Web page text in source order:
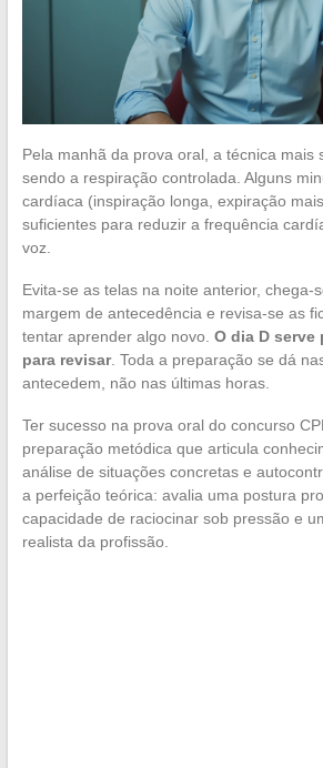
Pela manhã da prova oral, a técnica mais
sendo a respiração controlada. Alguns
cardíaca (inspiração longa, expiração
suficientes para reduzir a frequência
voz.
Evita-se as telas na noite anterior, chega-
margem de antecedência e revisa-se as
tentar aprender algo novo. O dia D serve
para revisar. Toda a preparação se dá
antecedem, não nas últimas horas.
Ter sucesso na prova oral do concurso
preparação metódica que articula
análise de situações concretas e
a perfeição teórica: avalia uma postura
capacidade de raciocinar sob pressão e
realista da profissão.